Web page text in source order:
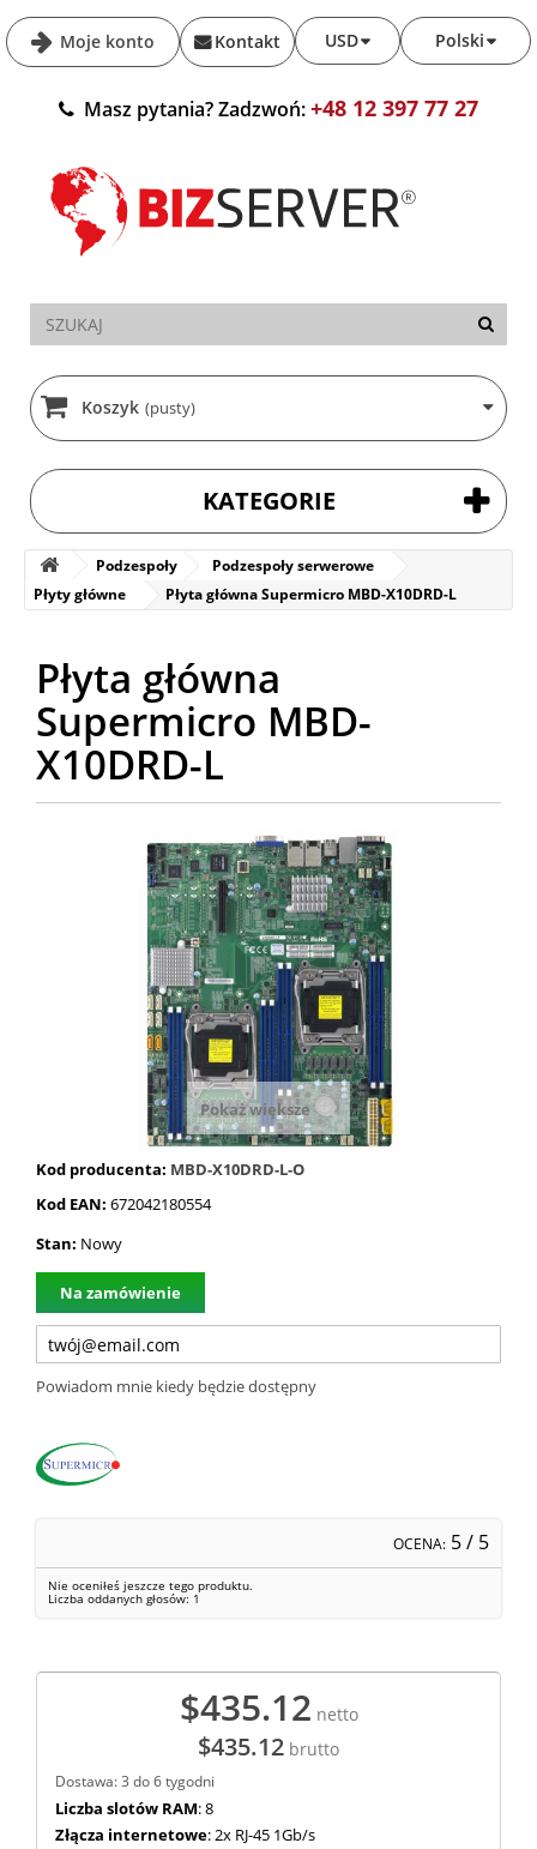
Moje konto Polski
USD
Kontakt
Masz pytania? Zadzwoń:+48 12 397 77 27
Koszyk (pusty)
KATEGORIE
Podzespoły
Podzespoły serwerowe
Płyty główne
Płyta główna Supermicro MBD-X10DRD-L
Płyta główna
Supermicro MBD-
X10DRD-L
Pokaż większe
Kod producenta: MBD-X10DRD-L-O
Kod EAN: 672042180554
Stan: Nowy
Na zamówienie
Powiadom mnie kiedy będzie dostępny
OCENA: 5/ 5
Nie oceniłeś jeszcze tego produktu.
Liczba oddanych głosów: 1
$435.12 netto
$435.12 brutto
Dostawa: 3 do 6 tygodni
Liczba slotów RAM: 8
Złącza internetowe: 2x RJ-45 1Gb/s